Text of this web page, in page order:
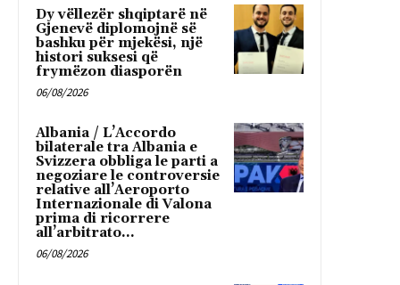
Dy vëllezër shqiptarë në
Gjenevë diplomojnë së
bashku për mjekësi, një
histori suksesi që
frymëzon diasporën
06/08/2026
Albania / L’Accordo
bilaterale tra Albania e
Svizzera obbliga le parti a
negoziare le controversie
relative all’Aeroporto
Internazionale di Valona
prima di ricorrere
all’arbitrato...
06/08/2026